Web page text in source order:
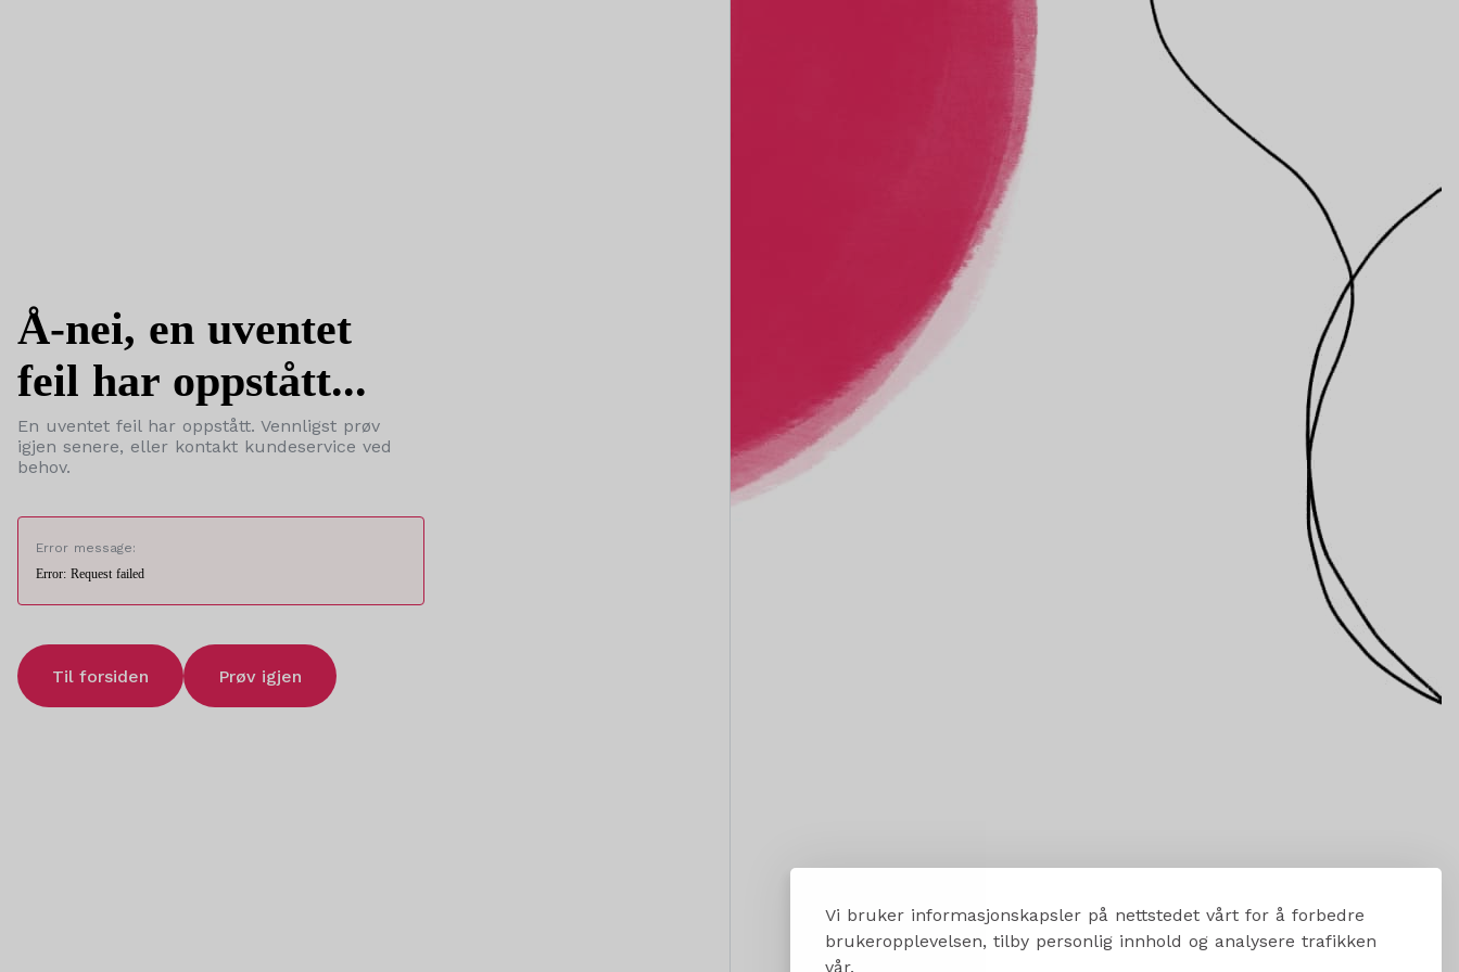
Vi bruker informasjonskapsler på nettstedet vårt for å forbedre
brukeropplevelsen, tilby personlig innhold og analysere trafikken
vår.
Å-nei, en uventet
feil har oppstått...
En uventet feil har oppstått. Vennligst prøv
igjen senere, eller kontakt kundeservice ved
behov.
Error message:
Error: Request failed
Til forsiden Prøv igjen